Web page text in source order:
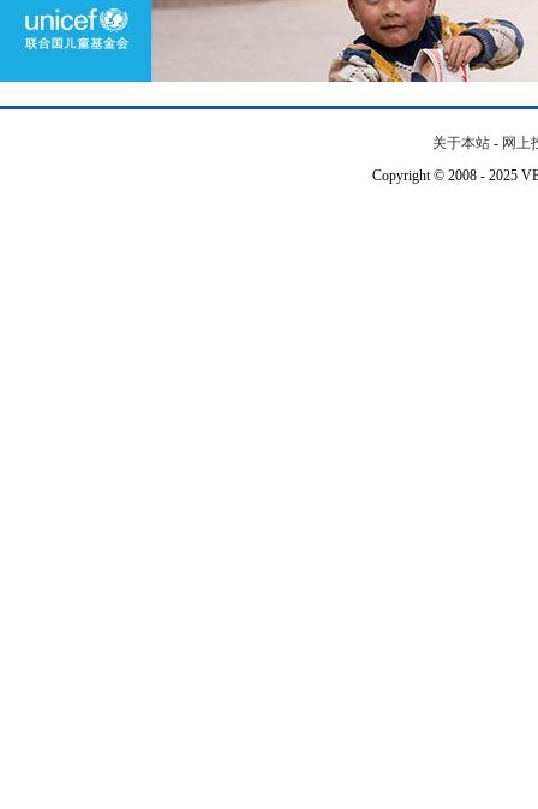
关于本站 - 网上
Copyright © 2008 - 2025